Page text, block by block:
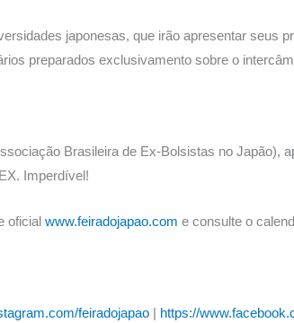
japonesas, que irão apresentar seus
preparados exclusivamento sobre o
Brasileira de Ex-Bolsistas no Japão),
Imperdível!
oficialwww.feiradojapao.com e consulte o
feiradojapao | https://